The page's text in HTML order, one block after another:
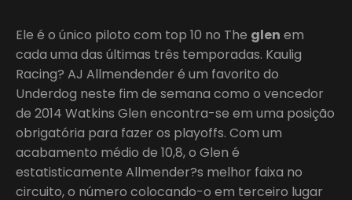
Ele é o único piloto com top 10 no The glen em
cada uma das últimas três temporadas. Kaulig
Racing? AJ Allmendender é um favorito do
Underdog neste fim de semana como o vencedor
de 2014 Watkins Glen encontra-se em uma posição
obrigatória para fazer os playoffs. Com um
acabamento médio de 10,8, o Glen é
estatisticamente Allmender?s melhor faixa no
circuito, o número colocando-o em terceiro lugar